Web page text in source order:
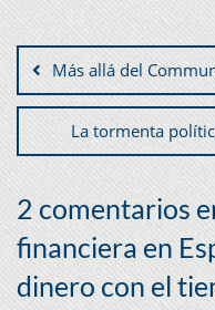
Más allá del
La tormenta
2 comentarios
financiera en
dinero con el